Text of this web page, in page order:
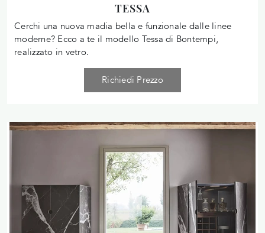
TESSA
Cerchi una nuova madia bella e funzionale dalle linee
moderne? Ecco a te il modello Tessa di Bontempi,
realizzato in vetro.
Richiedi Prezzo